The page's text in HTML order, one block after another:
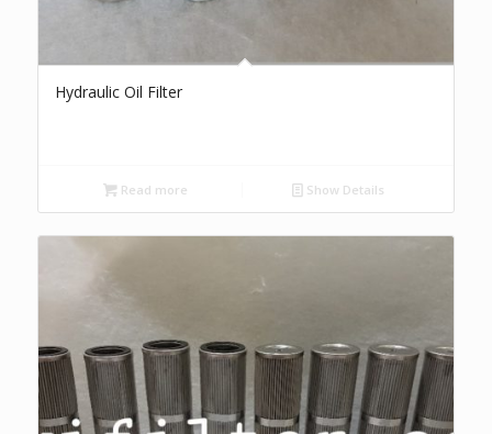
Hydraulic Oil Filter
Read more Show Details